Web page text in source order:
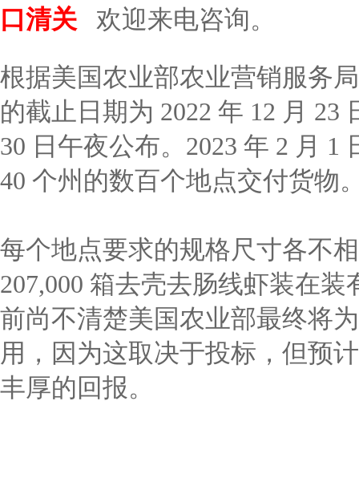
口清关
欢迎来电咨询。
根据美国农业部农业营销服务
的截止日期为 2022 年 12 月 23
30 日午夜公布。2023 年 2 月 1
40 个州的数百个地点交付货物
每个地点要求的规格尺寸各不
207,000 箱去壳去肠线虾装在
前尚不清楚美国农业部最终将
用，因为这取决于投标，但预
丰厚的回报。